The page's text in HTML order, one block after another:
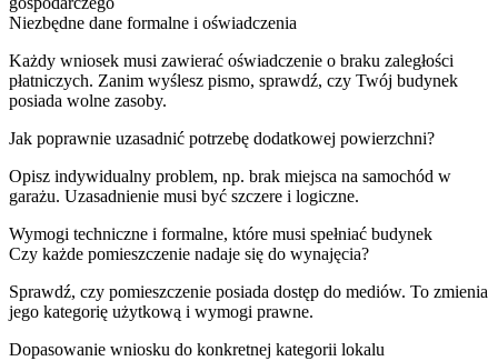
Niezbędne dane formalne i oświadczenia
Każdy wniosek musi zawierać oświadczenie o braku zaległości
płatniczych. Zanim wyślesz pismo, sprawdź, czy Twój budynek
posiada wolne zasoby.
Jak poprawnie uzasadnić potrzebę dodatkowej powierzchni?
Opisz indywidualny problem, np. brak miejsca na samochód w
garażu. Uzasadnienie musi być szczere i logiczne.
Wymogi techniczne i formalne, które musi spełniać budynek
Czy każde pomieszczenie nadaje się do wynajęcia?
Sprawdź, czy pomieszczenie posiada dostęp do mediów. To zmienia
jego kategorię użytkową i wymogi prawne.
Dopasowanie wniosku do konkretnej kategorii lokalu